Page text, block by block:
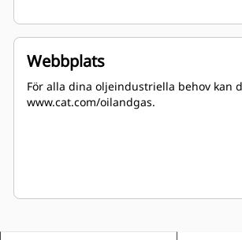
Webbplats
För alla dina oljeindustriella behov kan
www.cat.com/oilandgas.